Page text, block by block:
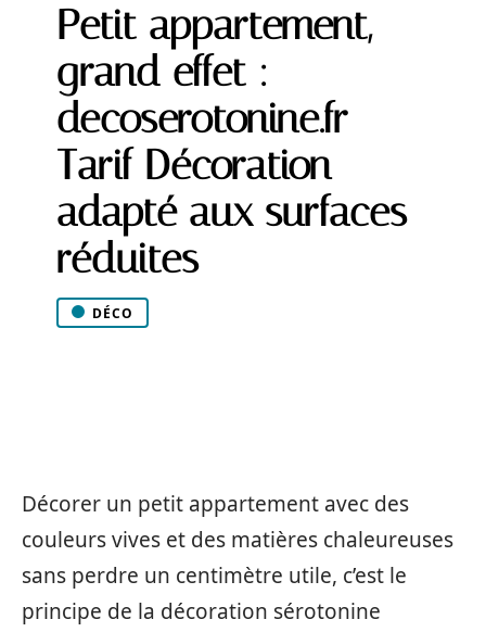
Petit appartement,
grand effet :
decoserotonine.fr
Tarif Décoration
adapté aux surfaces
réduites
DÉCO
Décorer un petit appartement avec des
couleurs vives et des matières chaleureuses
sans perdre un centimètre utile, c’est le
principe de la décoration sérotonine